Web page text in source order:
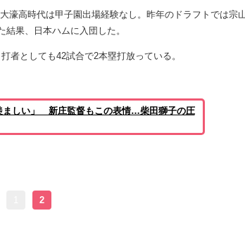
高時代は甲子園出場経験なし。昨年のドラフトでは宗山
果、日本ハムに入団した。
としても42試合で2本塁打放っている。
ましい」 新庄監督もこの表情…柴田獅子の圧
2